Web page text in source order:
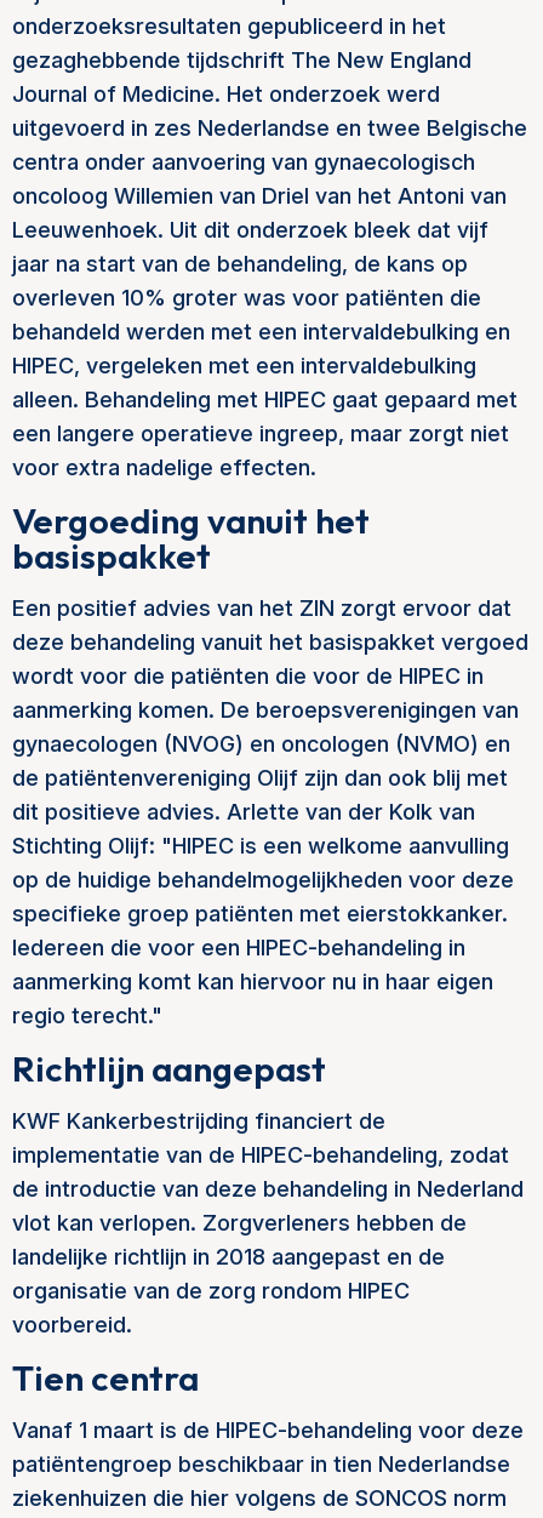
onderzoeksresultaten gepubliceerd in het
gezaghebbende tijdschrift The New England
Journal of Medicine. Het onderzoek werd
uitgevoerd in zes Nederlandse en twee Belgische
centra onder aanvoering van gynaecologisch
oncoloog Willemien van Driel van het Antoni van
Leeuwenhoek. Uit dit onderzoek bleek dat vijf
jaar na start van de behandeling, de kans op
overleven 10% groter was voor patiënten die
behandeld werden met een intervaldebulking en
HIPEC, vergeleken met een intervaldebulking
alleen. Behandeling met HIPEC gaat gepaard met
een langere operatieve ingreep, maar zorgt niet
voor extra nadelige effecten.
Vergoeding vanuit het
basispakket
Een positief advies van het ZIN zorgt ervoor dat
deze behandeling vanuit het basispakket vergoed
wordt voor die patiënten die voor de HIPEC in
aanmerking komen. De beroepsverenigingen van
gynaecologen (NVOG) en oncologen (NVMO) en
de patiëntenvereniging Olijf zijn dan ook blij met
dit positieve advies. Arlette van der Kolk van
Stichting Olijf: "HIPEC is een welkome aanvulling
op de huidige behandelmogelijkheden voor deze
specifieke groep patiënten met eierstokkanker.
Iedereen die voor een HIPEC-behandeling in
aanmerking komt kan hiervoor nu in haar eigen
regio terecht."
Richtlijn aangepast
KWF Kankerbestrijding financiert de
implementatie van de HIPEC-behandeling, zodat
de introductie van deze behandeling in Nederland
vlot kan verlopen. Zorgverleners hebben de
landelijke richtlijn in 2018 aangepast en de
organisatie van de zorg rondom HIPEC
voorbereid.
Tien centra
Vanaf 1 maart is de HIPEC-behandeling voor deze
patiëntengroep beschikbaar in tien Nederlandse
ziekenhuizen die hier volgens de SONCOS norm